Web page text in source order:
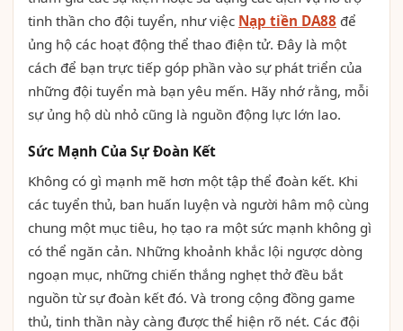
tinh thần cho đội tuyển, như việc Nạp tiền DA88 để
ủng hộ các hoạt động thể thao điện tử. Đây là một
cách để bạn trực tiếp góp phần vào sự phát triển của
những đội tuyển mà bạn yêu mến. Hãy nhớ rằng, mỗi
sự ủng hộ dù nhỏ cũng là nguồn động lực lớn lao.
Sức Mạnh Của Sự Đoàn Kết
Không có gì mạnh mẽ hơn một tập thể đoàn kết. Khi
các tuyển thủ, ban huấn luyện và người hâm mộ cùng
chung một mục tiêu, họ tạo ra một sức mạnh không gì
có thể ngăn cản. Những khoảnh khắc lội ngược dòng
ngoạn mục, những chiến thắng nghẹt thở đều bắt
nguồn từ sự đoàn kết đó. Và trong cộng đồng game
thủ, tinh thần này càng được thể hiện rõ nét. Các đội